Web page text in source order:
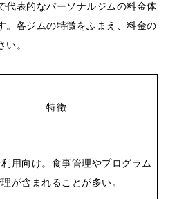
代表的なパーソナルジムの料金体
。各ジムの特徴をふまえ、料金の
。
特徴
用向け。食事管理やプログラム
が含まれることが多い。